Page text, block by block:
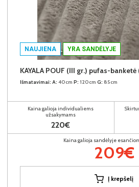
NAUJIENA YRA SANDĖLYJE
KAYALA POUF (III gr.) pufas-
Išmatavimai: A: 40cm P: 120cm G: 85cm
Kaina galioja individualiems
užsakymams
220€
Kaina galioja sandėlyje
209€
Į krepšelį